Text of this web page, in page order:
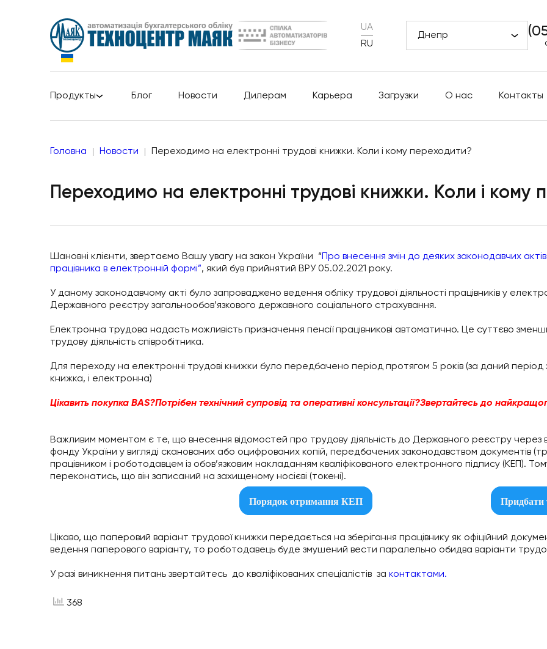
UA
RU
Днепр
Продукты Блог Новости Дилерам Карьера Загрузки О нас Контакты
Головна Новости Переходимо на електронні трудові книжки. Коли і кому переходити?
Переходимо на електронні трудові книжки. Коли і кому
Шановні клієнти, звертаємо Вашу увагу на закон України “ Про внесення змін до деяких законодавчих
працівника в електронній формі”, який був прийнятий ВРУ 05.02.2021 року.
У даному законодавчому акті було запроваджено ведення обліку трудової діяльності працівників у
Державного реєстру загальнообов’язкового державного соціального страхування.
Електронна трудова надасть можливість призначення пенсії працівникові автоматично. Це суттєво
трудову діяльність співробітника.
Для переходу на електронні трудові книжки було передбачено період протягом 5 років (за даний
книжка, і електронна)
Цікавить покупка BAS?Потрібен технічний супровід та оперативні консультації?Звертайтесь до
Важливим моментом є те, що внесення відомостей про трудову діяльність до Державного реєстру через
фонду України у вигляді сканованих або оцифрованих копій, передбачених законодавством документів
працівником і роботодавцем із обов’язковим накладанням кваліфікованого електронного підпису (КЕП).
переконатись, що він записаний на захищеному носієві (токені).
Порядок отримання КЕП Придбати
Цікаво, що паперовий варіант трудової книжки передається на зберігання працівнику як офіційний
ведення паперового варіанту, то роботодавець буде змушений вести паралельно обидва варіанти
У разі виникнення питань звертайтесь до кваліфікованих спеціалістів за контактами.
368